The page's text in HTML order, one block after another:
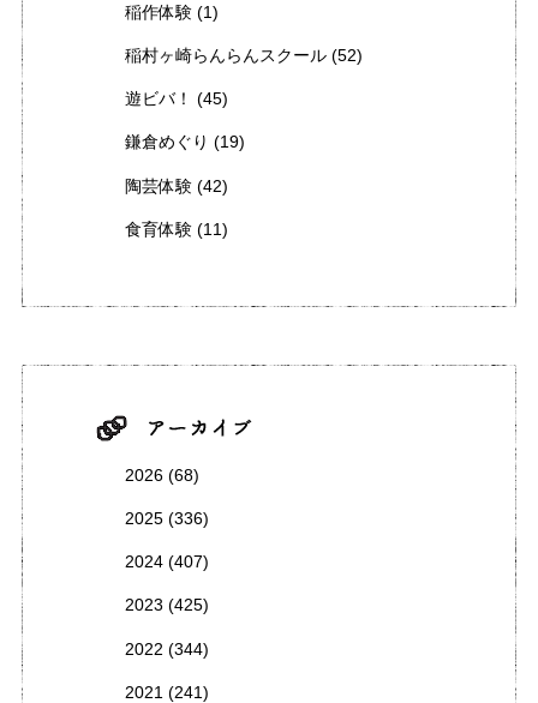
稲作体験(1)
稲村ヶ崎らんらんスクール(52)
遊ビバ！ (45)
鎌倉めぐり (19)
陶芸体験(42)
食育体験(11)
2026(68)
2025(336)
2024(407)
2023 (425)
2022 (344)
2021 (241)